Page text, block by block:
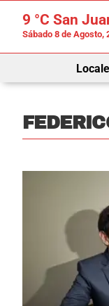
9 °C San
Sábado 8 de Agosto,